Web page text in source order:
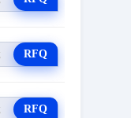
RFQ
RFQ